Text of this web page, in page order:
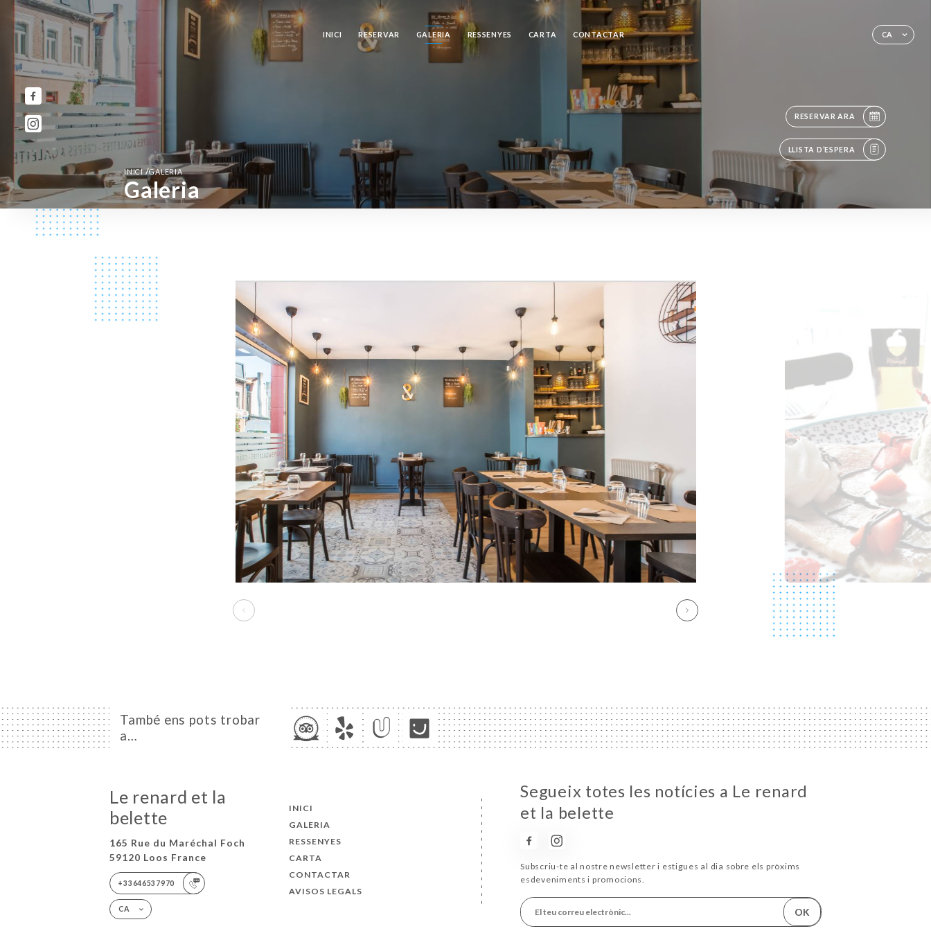
CA
INICI RESERVAR GALERIA RESSENYES CARTA CONTACTAR
RESERVAR ARA
LLISTA D’ESPERA
INICI/GALERIA
Galeria
També ens pots trobar
a…
Le renard et la
belette
165 Rue du Maréchal Foch
59120 Loos France
+33646537970
CA
INICI
GALERIA
RESSENYES
CARTA
CONTACTAR
AVISOS LEGALS
Segueix totes les notícies a Le renard
et la belette
Subscriu-te al nostre newsletter i estigues al dia sobre els pròxims
esdeveniments i promocions.
OK